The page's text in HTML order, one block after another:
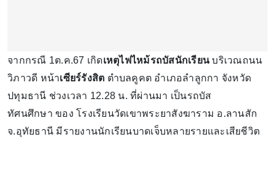
จากกรณี 1ต.ค.67 เกิดเหตุไฟไหม้รถบัสนักเรียนบริเวณถนน
วิภาวดี หน้าเซียร์รังสิต ตำบลคูคต อำเภอลำลูกกา จังหวัด
ปทุมธานี ช่วงเวลา 12.28 น. ที่ผ่านมา เป็นรถบัส
ทัศนศึกษา ของ โรงเรียนวัดเขาพระยาสังฆาราม อ.ลานสัก
จ.อุทัยธานี มีรายงานนักเรียนบาดเจ็บหลายรายและเสียชีวิต